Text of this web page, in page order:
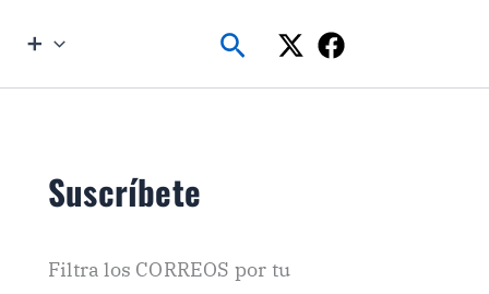
➕ Buscar
Suscríbete
Filtra los CORREOS por tu